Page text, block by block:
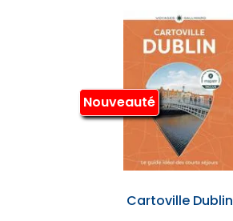
Nouveauté
Cartoville Dublin